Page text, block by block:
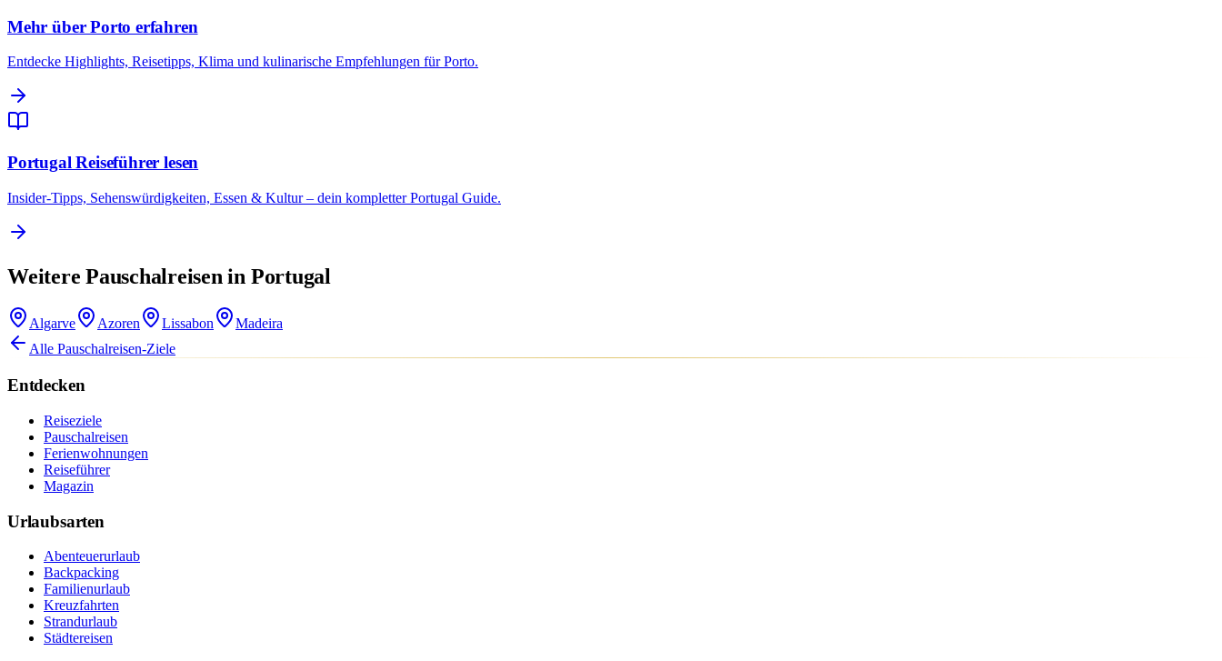
Mehr über Porto erfahren
Entdecke Highlights, Reisetipps, Klima und kulinarische Empfehlungen für Porto.
Portugal Reiseführer lesen
Insider-Tipps, Sehenswürdigkeiten, Essen & Kultur – dein kompletter Portugal Guide.
Weitere Pauschalreisen in Portugal
Algarve Azoren Lissabon
Madeira
Alle Pauschalreisen-Ziele
Entdecken
Reiseziele
Pauschalreisen
Ferienwohnungen
Reiseführer
Magazin
Urlaubsarten
Abenteuerurlaub
Backpacking
Familienurlaub
Kreuzfahrten
Strandurlaub
Städtereisen